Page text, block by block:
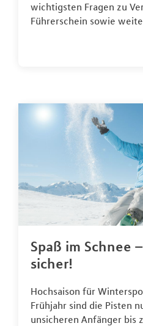
wichtigsten Fragen zu
Führerschein sowie
Spaß im Schnee
sicher!
Hochsaison für
Frühjahr sind die Pisten
unsicheren Anfänger bis